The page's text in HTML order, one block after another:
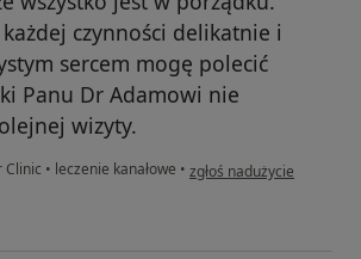
czynności delikatnie i
sercem mogę polecić
Panu Dr Adamowi nie
wizyty.
Clinic • leczenie kanałowe • w opinii użytkownika
zgłoś nadużycie